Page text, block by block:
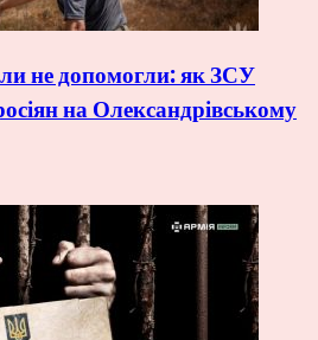
не допомогли: як ЗСУ
на Олександрівському